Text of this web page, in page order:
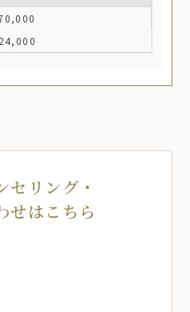
セリング・
せはこちら